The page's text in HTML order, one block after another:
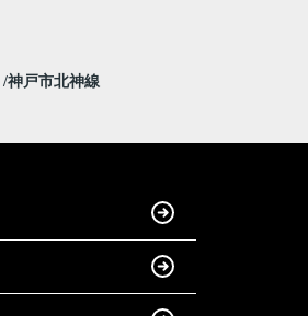
神戸市北神線